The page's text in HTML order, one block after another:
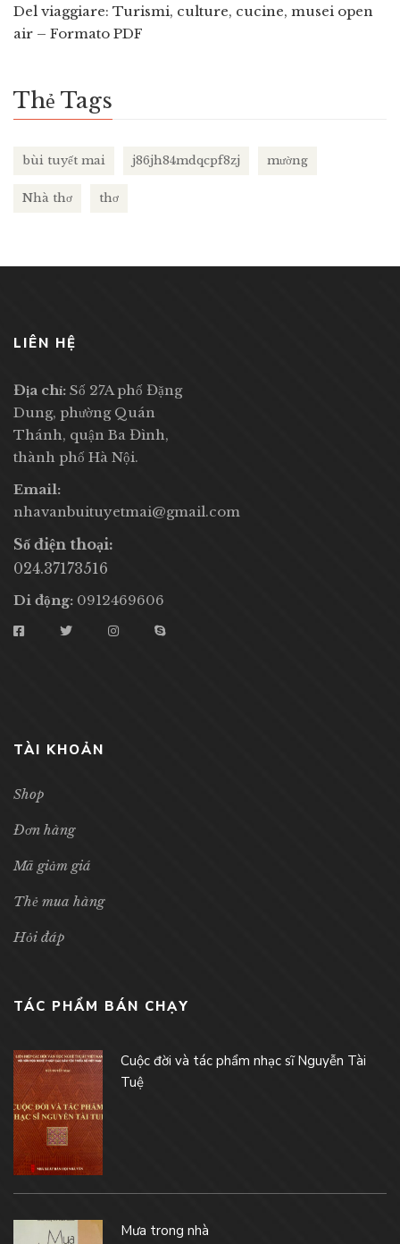
Del viaggiare: Turismi, culture, cucine, musei open
air – Formato PDF
Thẻ Tags
bùi tuyết mai j86jh84mdqcpf8zj mường
Nhà thơ thơ
LIÊN HỆ
Địa chỉ: Số 27A phố Đặng
Dung, phường Quán
Thánh, quận Ba Đình,
thành phố Hà Nội.
Email:
nhavanbuituyetmai@gmail.com
Số điện thoại:
024.37173516
Di động: 0912469606
TÀI KHOẢN
Shop
Đơn hàng
Mã giảm giá
Thẻ mua hàng
Hỏi đáp
TÁC PHẨM BÁN CHẠY
Cuộc đời và tác phẩm nhạc sĩ Nguyễn Tài
Tuệ
Mưa trong nhà